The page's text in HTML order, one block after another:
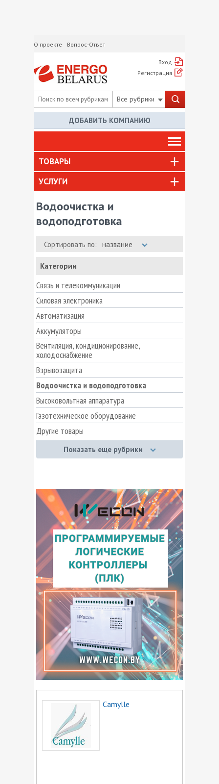
О проекте Вопрос-Ответ
Вход
Регистрация
Все рубрики
ДОБАВИТЬ КОМПАНИЮ
ТОВАРЫ
УСЛУГИ
Водоочистка и
водоподготовка
Сортировать по: название
Категории
Связь и телекоммуникации
Силовая электроника
Автоматизация
Аккумуляторы
Вентиляция, кондиционирование,
холодоснабжение
Взрывозащита
Водоочистка и водоподготовка
Высоковольтная аппаратура
Газотехническое оборудование
Другие товары
Запорная арматура
Измерительные приборы
Инженерно-техническая безопасность
Кабельная продукция
Компьютерная техника
Крановое электрооборудование
Металлопрокат
Насосное оборудование
Низковольтная аппаратура
Оборудование для водоснабжения и
канализации
Отопительное оборудование
Переработка
Приводная техника
Программное обеспечение
Проектирование и монтаж
Противопожарное оборудование
Сварочное оборудование
Светотехническая продукция
Строительство
Показать еще рубрики
Camylle